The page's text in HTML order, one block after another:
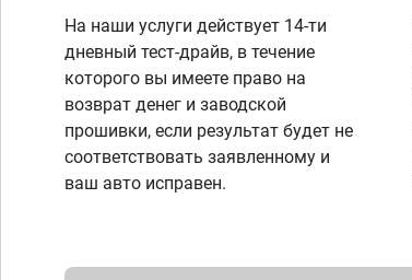
На наши услуги действует 14-ти
дневный тест-драйв, в течение
которого вы имеете право на
возврат денег и заводской
прошивки, если результат будет не
соответствовать заявленному и
ваш авто исправен.